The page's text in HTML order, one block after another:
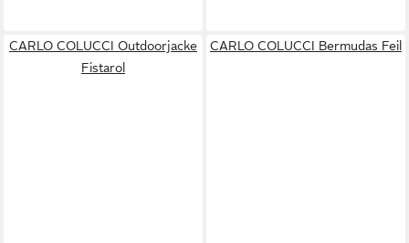
CARLO COLUCCI Outdoorjacke
Fistarol
CARLO COLUCCI Bermudas Feil